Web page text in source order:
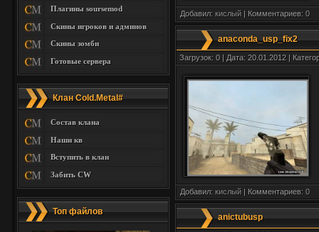
Плагины soursemod
Скины игроков и админов
Скины зомби
Готовые сервера
Клан Cold.Metal#
Состав клана
Наши кв
Вступить в клан
Забить CW
Топ файлов
Добавил: кислый | Комментариев: 0
anaconda_usp_fix2
Загрузок: 0 | Дата: 20.01.2012 |
Добавил: кислый | Комментариев: 0
anictubusp